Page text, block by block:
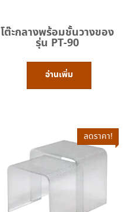
โต๊ะกลางพร้อมชั้นวางของ
รุ่น PT-90
อ่านเพิ่ม
ลดราคา!